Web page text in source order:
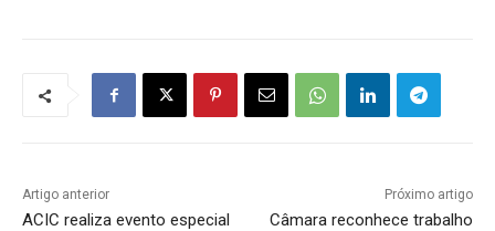
Artigo anterior
ACIC realiza evento especial
Próximo artigo
Câmara reconhece trabalho